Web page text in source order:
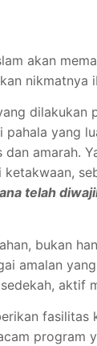
akan
nikmatnya
dilakukan
yang
amarah.
telah
bukan
amalan
aktif
program